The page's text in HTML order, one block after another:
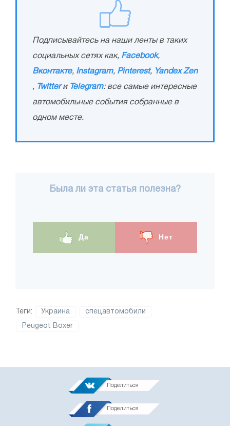
Подписывайтесь на наши ленты в таких
социальных сетях как, Facebook,
Вконтакте, Instagram, Pinterest, Yandex Zen
, Twitterи Telegram: все самые интересные
автомобильные события собранные в
одном месте.
Была ли эта статья полезна?
Да Нет
Теги: Украина спецавтомобили
Peugeot Boxer
Поделиться
Поделиться